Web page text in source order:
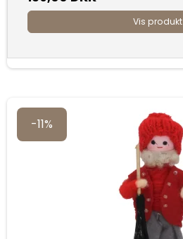
Vis produkt
-11%